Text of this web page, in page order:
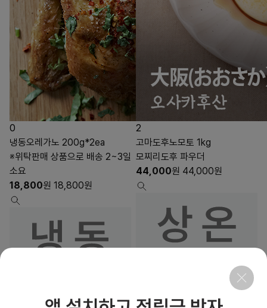
0
냉동오레가노 200g*2ea
※위탁판매 상품으로 배송 2~3일
소요
18,800원 18,800원
2
고마도후노모토 1kg
모찌리도후 파우더
44,000원 44,000원